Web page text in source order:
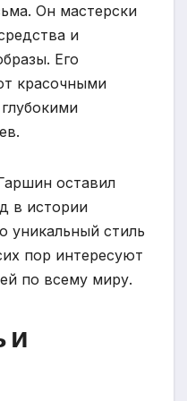
Он мастерски
и
Его
красочными
оставил
в истории
уникальный стиль
пор интересуют
по всему миру.
и